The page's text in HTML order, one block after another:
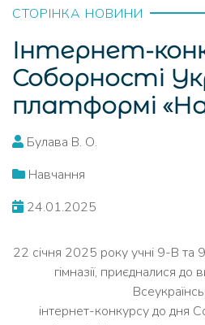
СТОРІНКА НОВИНИ
Інтернет-
Соборності
платформі
Булава В. О.
Навчання
24.01.2025
22 січня 2025 року учні 9-В та
гімназії, приєдналися
інтернет-конкурсу до дня